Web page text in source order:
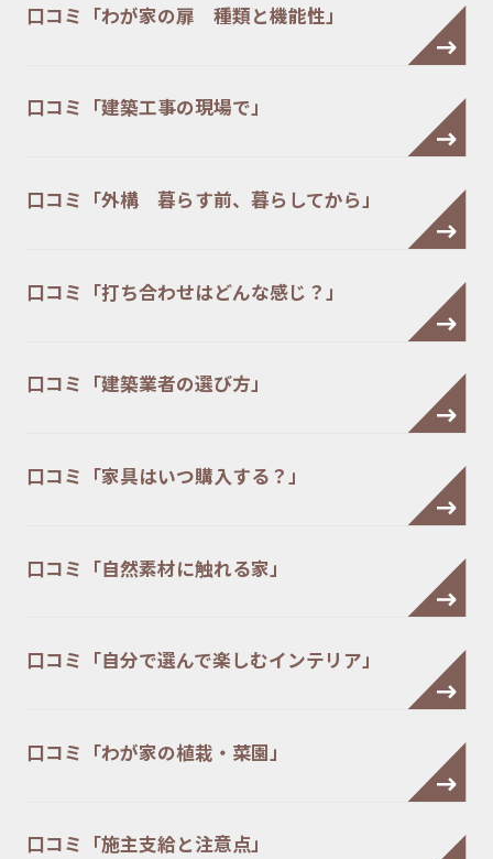
口コミ「わが家の扉 種類と機能性」
口コミ「建築工事の現場で」
口コミ「外構 暮らす前、暮らしてから」
口コミ「打ち合わせはどんな感じ？」
口コミ「建築業者の選び方」
口コミ「家具はいつ購入する？」
口コミ「自然素材に触れる家」
口コミ「自分で選んで楽しむインテリア」
口コミ「わが家の植栽・菜園」
口コミ「施主支給と注意点」